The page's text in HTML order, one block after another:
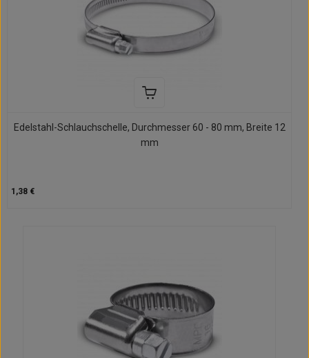
Edelstahl-Schlauchschelle, Durchmesser 60 - 80 mm, Breite 12
mm
1,38 €